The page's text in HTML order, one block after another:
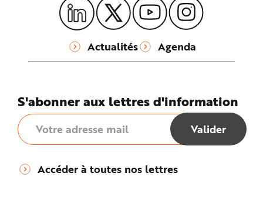
Actualités Agenda
S'abonner aux lettres d'information
Accéder à toutes nos lettres